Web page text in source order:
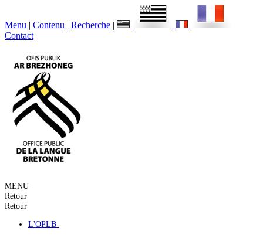
Menu | Contenu | Recherche |
Contact
MENU
Retour
Retour
L'OPLB